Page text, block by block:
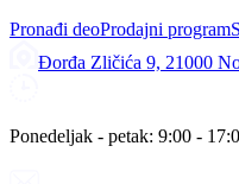
Pronađi deoProdajni program
Đorđa Zličića 9, 21000
Ponedeljak - petak: 9:00 -